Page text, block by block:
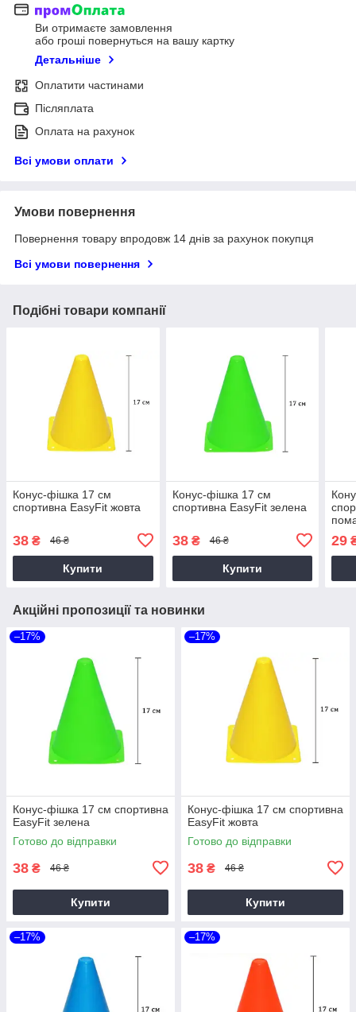
Ви отримаєте замовлення
або гроші повернуться на вашу картку
Детальніше
Оплатити частинами
Післяплата
Оплата на рахунок
Всі умови оплати
Умови повернення
Повернення товару впродовж 14 днів за рахунок покупця
Всі умови повернення
Подібні товари компанії
Конус-фішка 17 см
спортивна EasyFit жовта
38 ₴ 46 ₴
Купити
Конус-фішка 17 см
спортивна EasyFit зелена
38₴ 46 ₴
Купити
29
Акційні пропозиції та новинки
–17%
Конус-фішка 17 см спортивна
EasyFit зелена
Готово до відправки
38 ₴ 46 ₴
Купити
–17%
Конус-фішка 17 см спортивна
EasyFit жовта
Готово до відправки
38 ₴ 46 ₴
Купити
–17% –17%